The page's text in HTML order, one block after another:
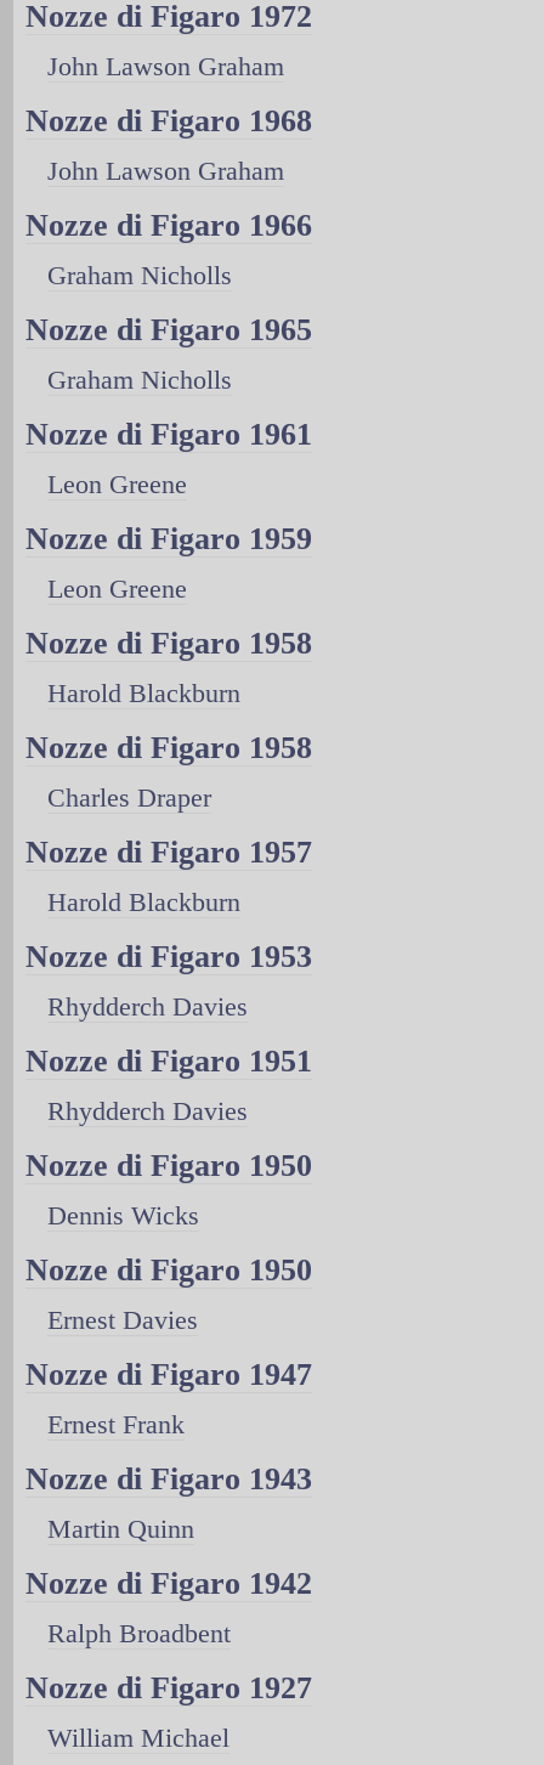
Nozze di Figaro 1972
John Lawson Graham
Nozze di Figaro 1968
John Lawson Graham
Nozze di Figaro 1966
Graham Nicholls
Nozze di Figaro 1965
Graham Nicholls
Nozze di Figaro 1961
Leon Greene
Nozze di Figaro 1959
Leon Greene
Nozze di Figaro 1958
Harold Blackburn
Nozze di Figaro 1958
Charles Draper
Nozze di Figaro 1957
Harold Blackburn
Nozze di Figaro 1953
Rhydderch Davies
Nozze di Figaro 1951
Rhydderch Davies
Nozze di Figaro 1950
Dennis Wicks
Nozze di Figaro 1950
Ernest Davies
Nozze di Figaro 1947
Ernest Frank
Nozze di Figaro 1943
Martin Quinn
Nozze di Figaro 1942
Ralph Broadbent
Nozze di Figaro 1927
William Michael